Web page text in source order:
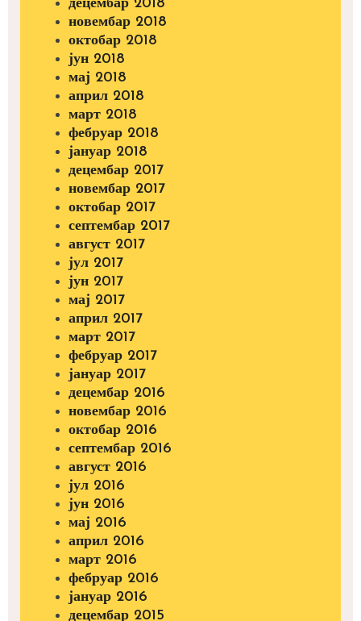
децембар 2018
новембар 2018
октобар 2018
јун 2018
мај 2018
април 2018
март 2018
фебруар 2018
јануар 2018
децембар 2017
новембар 2017
октобар 2017
септембар 2017
август 2017
јул 2017
јун 2017
мај 2017
април 2017
март 2017
фебруар 2017
јануар 2017
децембар 2016
новембар 2016
октобар 2016
септембар 2016
август 2016
јул 2016
јун 2016
мај 2016
април 2016
март 2016
фебруар 2016
јануар 2016
децембар 2015